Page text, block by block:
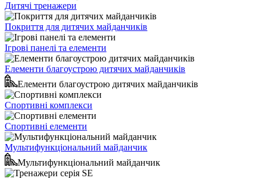
Дитячі тренажери
Покриття для дитячих майданчиків
Ігрові панелі та елементи
Елементи благоустрою дитячих майданчиків
Елементи благоустрою дитячих майданчиків
Спортивні комплекси
Спортивні елементи
Мультифункціональний майданчик
Мультифункціональний майданчик